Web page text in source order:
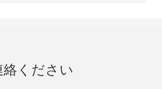
絡ください